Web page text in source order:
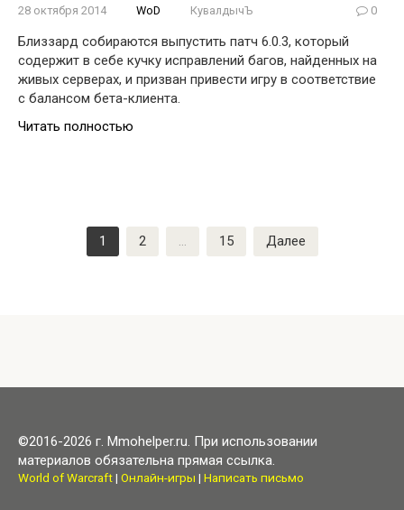
28 октября 2014 WoD КувалдычЪ 0
Близзард собираются выпустить патч 6.0.3, который
содержит в себе кучку исправлений багов, найденных на
живых серверах, и призван привести игру в соответствие
с балансом бета-клиента.
Читать полностью
1 2 … 15 Далее
©2016-2026 г. Mmohelper.ru. При использовании
материалов обязательна прямая ссылка.
World of Warcraft| Онлайн-игры | Написать письмо